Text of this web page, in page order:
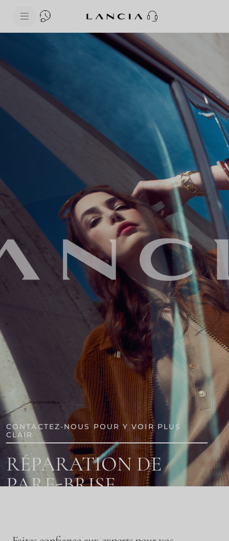
CONTACTEZ-NOUS POUR Y VOIR PLUS
CLAIR
RÉPARATION DE
PARE-BRISE